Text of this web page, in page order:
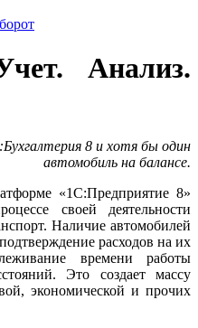
Анализ.
8 и хотя бы один
автомобиль на балансе.
«1C:Предприятие 8»
своей деятельности
Наличие автомобилей
расходов на их
времени работы
Это создает массу
экономической и прочих